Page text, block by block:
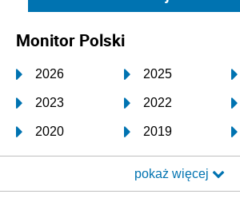
Monitor Polski
2026 2025
2023 2022
2020 2019
2017 2016
2014 2013
pokaż więcej